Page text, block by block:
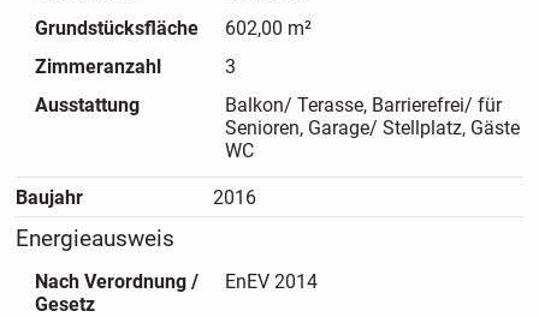
Entfaltung.
Die Kombination aus komfortablem Wohnen, naturnahem
idealen Zuhause.
Grundstücksfläche
602,00 m²
Zimmeranzahl
3
Ausstattung
Balkon/ Terasse, Barrierefrei/ für
Senioren, Garage/ Stellplatz, Gäste
WC
Baujahr 2016
Energieausweis
Nach Verordnung /
Gesetz
EnEV 2014